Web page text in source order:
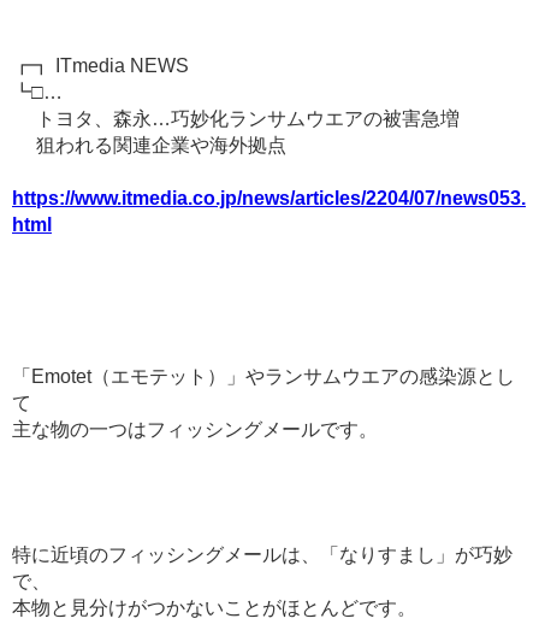
┏┓ ITmedia NEWS
┗□…
トヨタ、森永…巧妙化ランサムウエアの被害急増
狙われる関連企業や海外拠点
https://www.itmedia.co.jp/news/articles/2204/07/news053.
html
「Emotet（エモテット）」やランサムウエアの感染源とし
て
主な物の一つはフィッシングメールです。
特に近頃のフィッシングメールは、「なりすまし」が巧妙
で、
本物と見分けがつかないことがほとんどです。